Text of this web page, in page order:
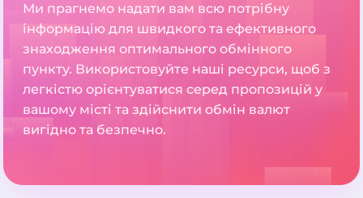
Ми прагнемо надати вам всю потрібну
інформацію для швидкого та ефективного
знаходження оптимального обмінного
пункту. Використовуйте наші ресурси, щоб з
легкістю орієнтуватися серед пропозицій у
вашому місті та здійснити обмін валют
вигідно та безпечно.